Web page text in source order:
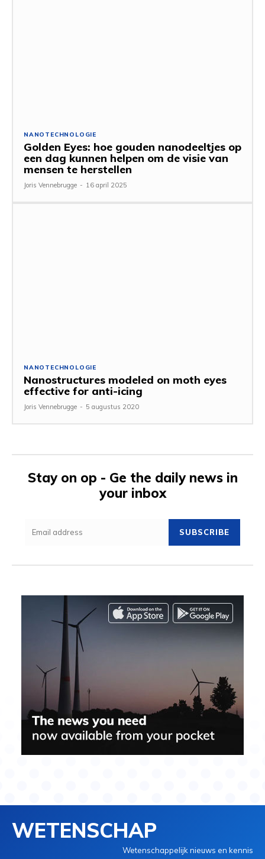
NANOTECHNOLOGIE
Golden Eyes: hoe gouden nanodeeltjes op
een dag kunnen helpen om de visie van
mensen te herstellen
Joris Vennebrugge - 16 april 2025
NANOTECHNOLOGIE
Nanostructures modeled on moth eyes
effective for anti-icing
Joris Vennebrugge - 5 augustus 2020
Stay on op - Ge the daily news in
your inbox
SUBSCRIBE
WETENSCHAP
Wetenschappelijk nieuws en kennis